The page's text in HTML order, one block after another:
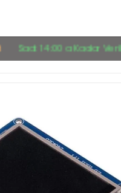
Saat 14:00 a Kadar Verilen